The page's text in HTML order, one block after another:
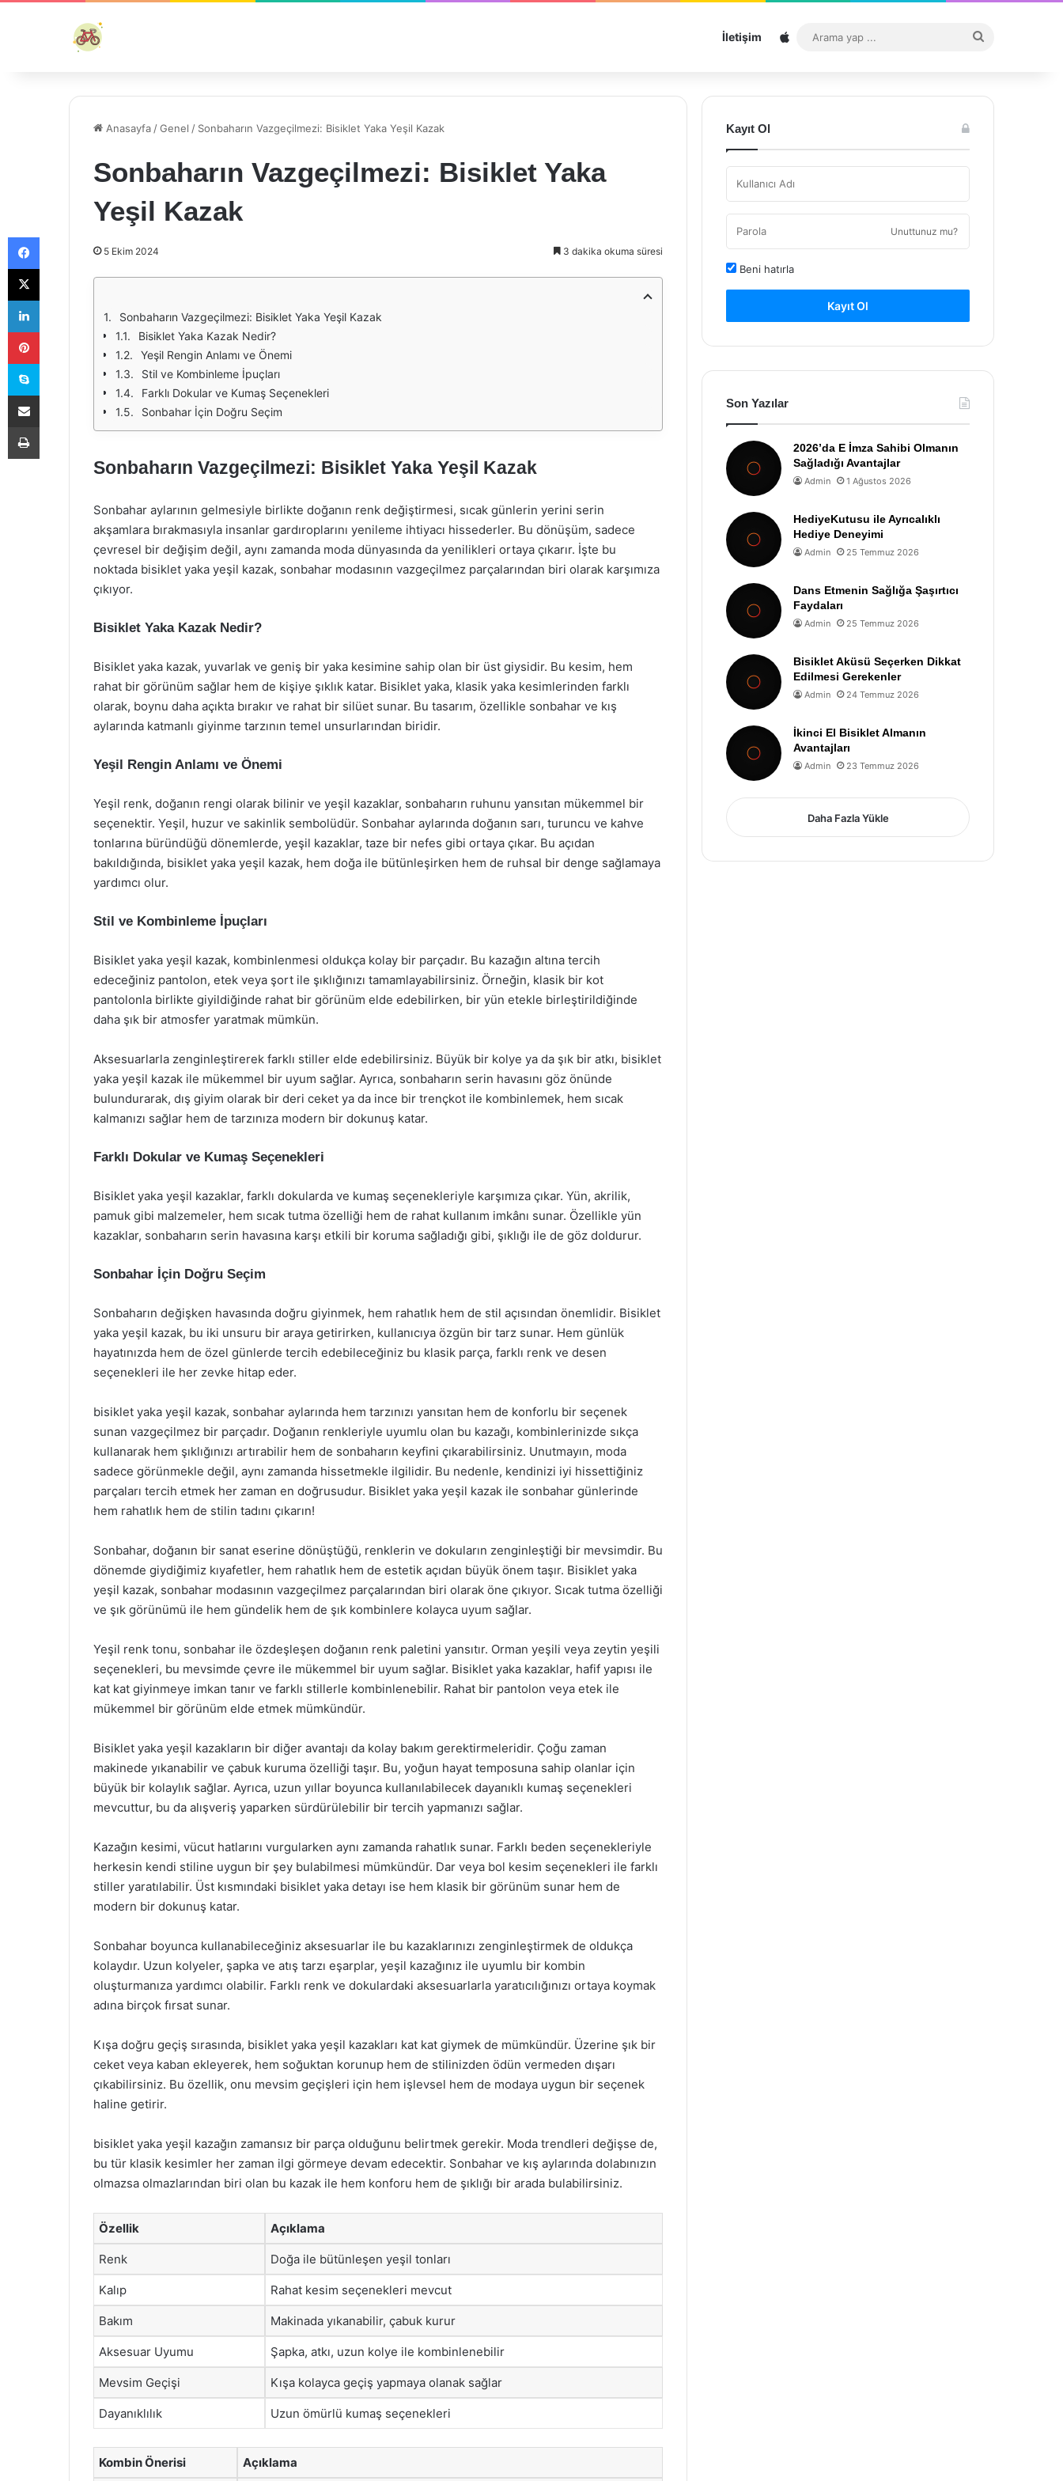
İletişim Sitemap
...
Anasayfa /Genel / Sonbaharın Vazgeçilmezi: Bisiklet Yaka Yeşil Kazak
Sonbaharın Vazgeçilmezi: Bisiklet Yaka
Yeşil Kazak
5 Ekim 2024 3 dakika okuma süresi
Sonbaharın Vazgeçilmezi: Bisiklet Yaka Yeşil Kazak
Bisiklet Yaka Kazak Nedir?
Yeşil Rengin Anlamı ve Önemi
Stil ve Kombinleme İpuçları
Farklı Dokular ve Kumaş Seçenekleri
Sonbahar İçin Doğru Seçim
Sonbaharın Vazgeçilmezi: Bisiklet Yaka Yeşil Kazak
Sonbahar aylarının gelmesiyle birlikte doğanın renk değiştirmesi, sıcak günlerin yerini serin
akşamlara bırakmasıyla insanlar gardıroplarını yenileme ihtiyacı hissederler. Bu dönüşüm, sadece
çevresel bir değişim değil, aynı zamanda moda dünyasında da yenilikleri ortaya çıkarır. İşte bu
noktada bisiklet yaka yeşil kazak, sonbahar modasının vazgeçilmez parçalarından biri olarak karşımıza
çıkıyor.
Bisiklet Yaka Kazak Nedir?
Bisiklet yaka kazak, yuvarlak ve geniş bir yaka kesimine sahip olan bir üst giysidir. Bu kesim, hem
rahat bir görünüm sağlar hem de kişiye şıklık katar. Bisiklet yaka, klasik yaka kesimlerinden farklı
olarak, boynu daha açıkta bırakır ve rahat bir silüet sunar. Bu tasarım, özellikle sonbahar ve kış
aylarında katmanlı giyinme tarzının temel unsurlarından biridir.
Yeşil Rengin Anlamı ve Önemi
Yeşil renk, doğanın rengi olarak bilinir ve yeşil kazaklar, sonbaharın ruhunu yansıtan mükemmel bir
seçenektir. Yeşil, huzur ve sakinlik sembolüdür. Sonbahar aylarında doğanın sarı, turuncu ve kahve
tonlarına büründüğü dönemlerde, yeşil kazaklar, taze bir nefes gibi ortaya çıkar. Bu açıdan
bakıldığında, bisiklet yaka yeşil kazak, hem doğa ile bütünleşirken hem de ruhsal bir denge sağlamaya
yardımcı olur.
Stil ve Kombinleme İpuçları
Bisiklet yaka yeşil kazak, kombinlenmesi oldukça kolay bir parçadır. Bu kazağın altına tercih
edeceğiniz pantolon, etek veya şort ile şıklığınızı tamamlayabilirsiniz. Örneğin, klasik bir kot
pantolonla birlikte giyildiğinde rahat bir görünüm elde edebilirken, bir yün etekle birleştirildiğinde
daha şık bir atmosfer yaratmak mümkün.
Aksesuarlarla zenginleştirerek farklı stiller elde edebilirsiniz. Büyük bir kolye ya da şık bir atkı, bisiklet
yaka yeşil kazak ile mükemmel bir uyum sağlar. Ayrıca, sonbaharın serin havasını göz önünde
bulundurarak, dış giyim olarak bir deri ceket ya da ince bir trençkot ile kombinlemek, hem sıcak
kalmanızı sağlar hem de tarzınıza modern bir dokunuş katar.
Farklı Dokular ve Kumaş Seçenekleri
Bisiklet yaka yeşil kazaklar, farklı dokularda ve kumaş seçenekleriyle karşımıza çıkar. Yün, akrilik,
pamuk gibi malzemeler, hem sıcak tutma özelliği hem de rahat kullanım imkânı sunar. Özellikle yün
kazaklar, sonbaharın serin havasına karşı etkili bir koruma sağladığı gibi, şıklığı ile de göz doldurur.
Sonbahar İçin Doğru Seçim
Sonbaharın değişken havasında doğru giyinmek, hem rahatlık hem de stil açısından önemlidir. Bisiklet
yaka yeşil kazak, bu iki unsuru bir araya getirirken, kullanıcıya özgün bir tarz sunar. Hem günlük
hayatınızda hem de özel günlerde tercih edebileceğiniz bu klasik parça, farklı renk ve desen
seçenekleri ile her zevke hitap eder.
bisiklet yaka yeşil kazak, sonbahar aylarında hem tarzınızı yansıtan hem de konforlu bir seçenek
sunan vazgeçilmez bir parçadır. Doğanın renkleriyle uyumlu olan bu kazağı, kombinlerinizde sıkça
kullanarak hem şıklığınızı artırabilir hem de sonbaharın keyfini çıkarabilirsiniz. Unutmayın, moda
sadece görünmekle değil, aynı zamanda hissetmekle ilgilidir. Bu nedenle, kendinizi iyi hissettiğiniz
parçaları tercih etmek her zaman en doğrusudur. Bisiklet yaka yeşil kazak ile sonbahar günlerinde
hem rahatlık hem de stilin tadını çıkarın!
Sonbahar, doğanın bir sanat eserine dönüştüğü, renklerin ve dokuların zenginleştiği bir mevsimdir. Bu
dönemde giydiğimiz kıyafetler, hem rahatlık hem de estetik açıdan büyük önem taşır. Bisiklet yaka
yeşil kazak, sonbahar modasının vazgeçilmez parçalarından biri olarak öne çıkıyor. Sıcak tutma özelliği
ve şık görünümü ile hem gündelik hem de şık kombinlere kolayca uyum sağlar.
Yeşil renk tonu, sonbahar ile özdeşleşen doğanın renk paletini yansıtır. Orman yeşili veya zeytin yeşili
seçenekleri, bu mevsimde çevre ile mükemmel bir uyum sağlar. Bisiklet yaka kazaklar, hafif yapısı ile
kat kat giyinmeye imkan tanır ve farklı stillerle kombinlenebilir. Rahat bir pantolon veya etek ile
mükemmel bir görünüm elde etmek mümkündür.
Bisiklet yaka yeşil kazakların bir diğer avantajı da kolay bakım gerektirmeleridir. Çoğu zaman
makinede yıkanabilir ve çabuk kuruma özelliği taşır. Bu, yoğun hayat temposuna sahip olanlar için
büyük bir kolaylık sağlar. Ayrıca, uzun yıllar boyunca kullanılabilecek dayanıklı kumaş seçenekleri
mevcuttur, bu da alışveriş yaparken sürdürülebilir bir tercih yapmanızı sağlar.
Kazağın kesimi, vücut hatlarını vurgularken aynı zamanda rahatlık sunar. Farklı beden seçenekleriyle
herkesin kendi stiline uygun bir şey bulabilmesi mümkündür. Dar veya bol kesim seçenekleri ile farklı
stiller yaratılabilir. Üst kısmındaki bisiklet yaka detayı ise hem klasik bir görünüm sunar hem de
modern bir dokunuş katar.
Sonbahar boyunca kullanabileceğiniz aksesuarlar ile bu kazaklarınızı zenginleştirmek de oldukça
kolaydır. Uzun kolyeler, şapka ve atış tarzı eşarplar, yeşil kazağınız ile uyumlu bir kombin
oluşturmanıza yardımcı olabilir. Farklı renk ve dokulardaki aksesuarlarla yaratıcılığınızı ortaya koymak
adına birçok fırsat sunar.
Kışa doğru geçiş sırasında, bisiklet yaka yeşil kazakları kat kat giymek de mümkündür. Üzerine şık bir
ceket veya kaban ekleyerek, hem soğuktan korunup hem de stilinizden ödün vermeden dışarı
çıkabilirsiniz. Bu özellik, onu mevsim geçişleri için hem işlevsel hem de modaya uygun bir seçenek
haline getirir.
bisiklet yaka yeşil kazağın zamansız bir parça olduğunu belirtmek gerekir. Moda trendleri değişse de,
bu tür klasik kesimler her zaman ilgi görmeye devam edecektir. Sonbahar ve kış aylarında dolabınızın
olmazsa olmazlarından biri olan bu kazak ile hem konforu hem de şıklığı bir arada bulabilirsiniz.
Özellik Açıklama
Renk Doğa ile bütünleşen yeşil tonları
Kalıp Rahat kesim seçenekleri mevcut
Bakım Makinada yıkanabilir, çabuk kurur
Aksesuar Uyumu Şapka, atkı, uzun kolye ile kombinlenebilir
Mevsim Geçişi Kışa kolayca geçiş yapmaya olanak sağlar
Dayanıklılık Uzun ömürlü kumaş seçenekleri
Kombin Önerisi Açıklama
Kayıt Ol
Unuttunuz mu?
Beni hatırla
Kayıt Ol
Son Yazılar
2026’da E İmza Sahibi Olmanın
Sağladığı Avantajlar
Admin 1 Ağustos 2026
HediyeKutusu ile Ayrıcalıklı
Hediye Deneyimi
Admin 25 Temmuz 2026
Dans Etmenin Sağlığa Şaşırtıcı
Faydaları
Admin 25 Temmuz 2026
Bisiklet Aküsü Seçerken Dikkat
Edilmesi Gerekenler
Admin 24 Temmuz 2026
İkinci El Bisiklet Almanın
Avantajları
Admin 23 Temmuz 2026
Daha Fazla Yükle
Facebook
X
LinkedIn
Pinterest
Skype
E-Posta ile paylaş